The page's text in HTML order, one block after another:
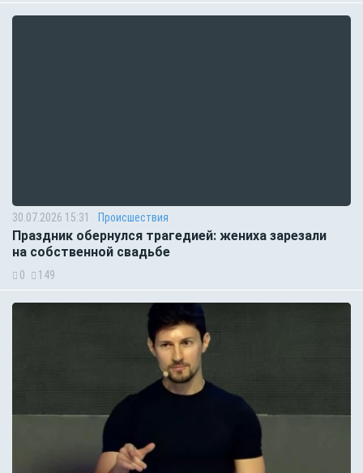
30.07.2026 15:31 Происшествия
Праздник обернулся трагедией: жениха зарезали
на собственной свадьбе
0 149